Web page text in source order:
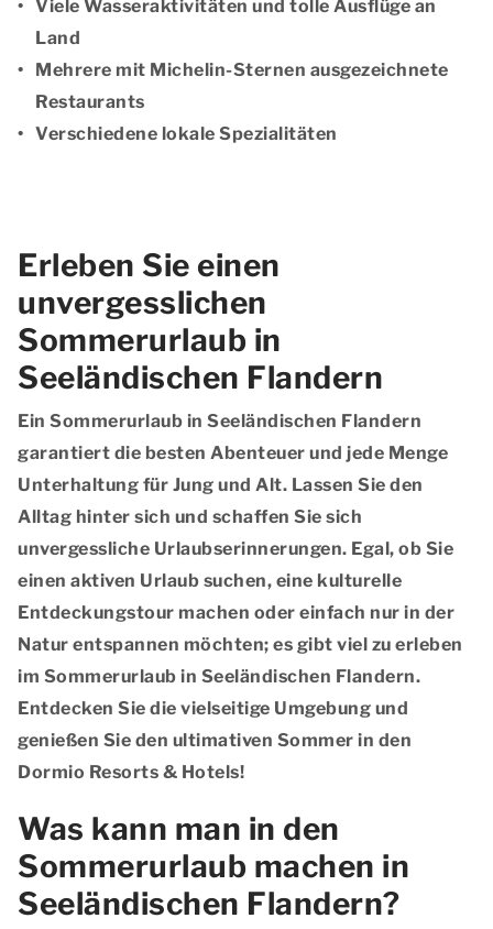
Viele Wasseraktivitäten und tolle Ausflüge an
Land
Mehrere mit Michelin-Sternen ausgezeichnete
Restaurants
Verschiedene lokale Spezialitäten
Erleben Sie einen
unvergesslichen
Sommerurlaub in
Seeländischen Flandern
Ein Sommerurlaub in Seeländischen Flandern
garantiert die besten Abenteuer und jede Menge
Unterhaltung für Jung und Alt. Lassen Sie den
Alltag hinter sich und schaffen Sie sich
unvergessliche Urlaubserinnerungen. Egal, ob Sie
einen aktiven Urlaub suchen, eine kulturelle
Entdeckungstour machen oder einfach nur in der
Natur entspannen möchten; es gibt viel zu erleben
im Sommerurlaub in Seeländischen Flandern.
Entdecken Sie die vielseitige Umgebung und
genießen Sie den ultimativen Sommer in den
Dormio Resorts & Hotels!
Was kann man in den
Sommerurlaub machen in
Seeländischen Flandern?